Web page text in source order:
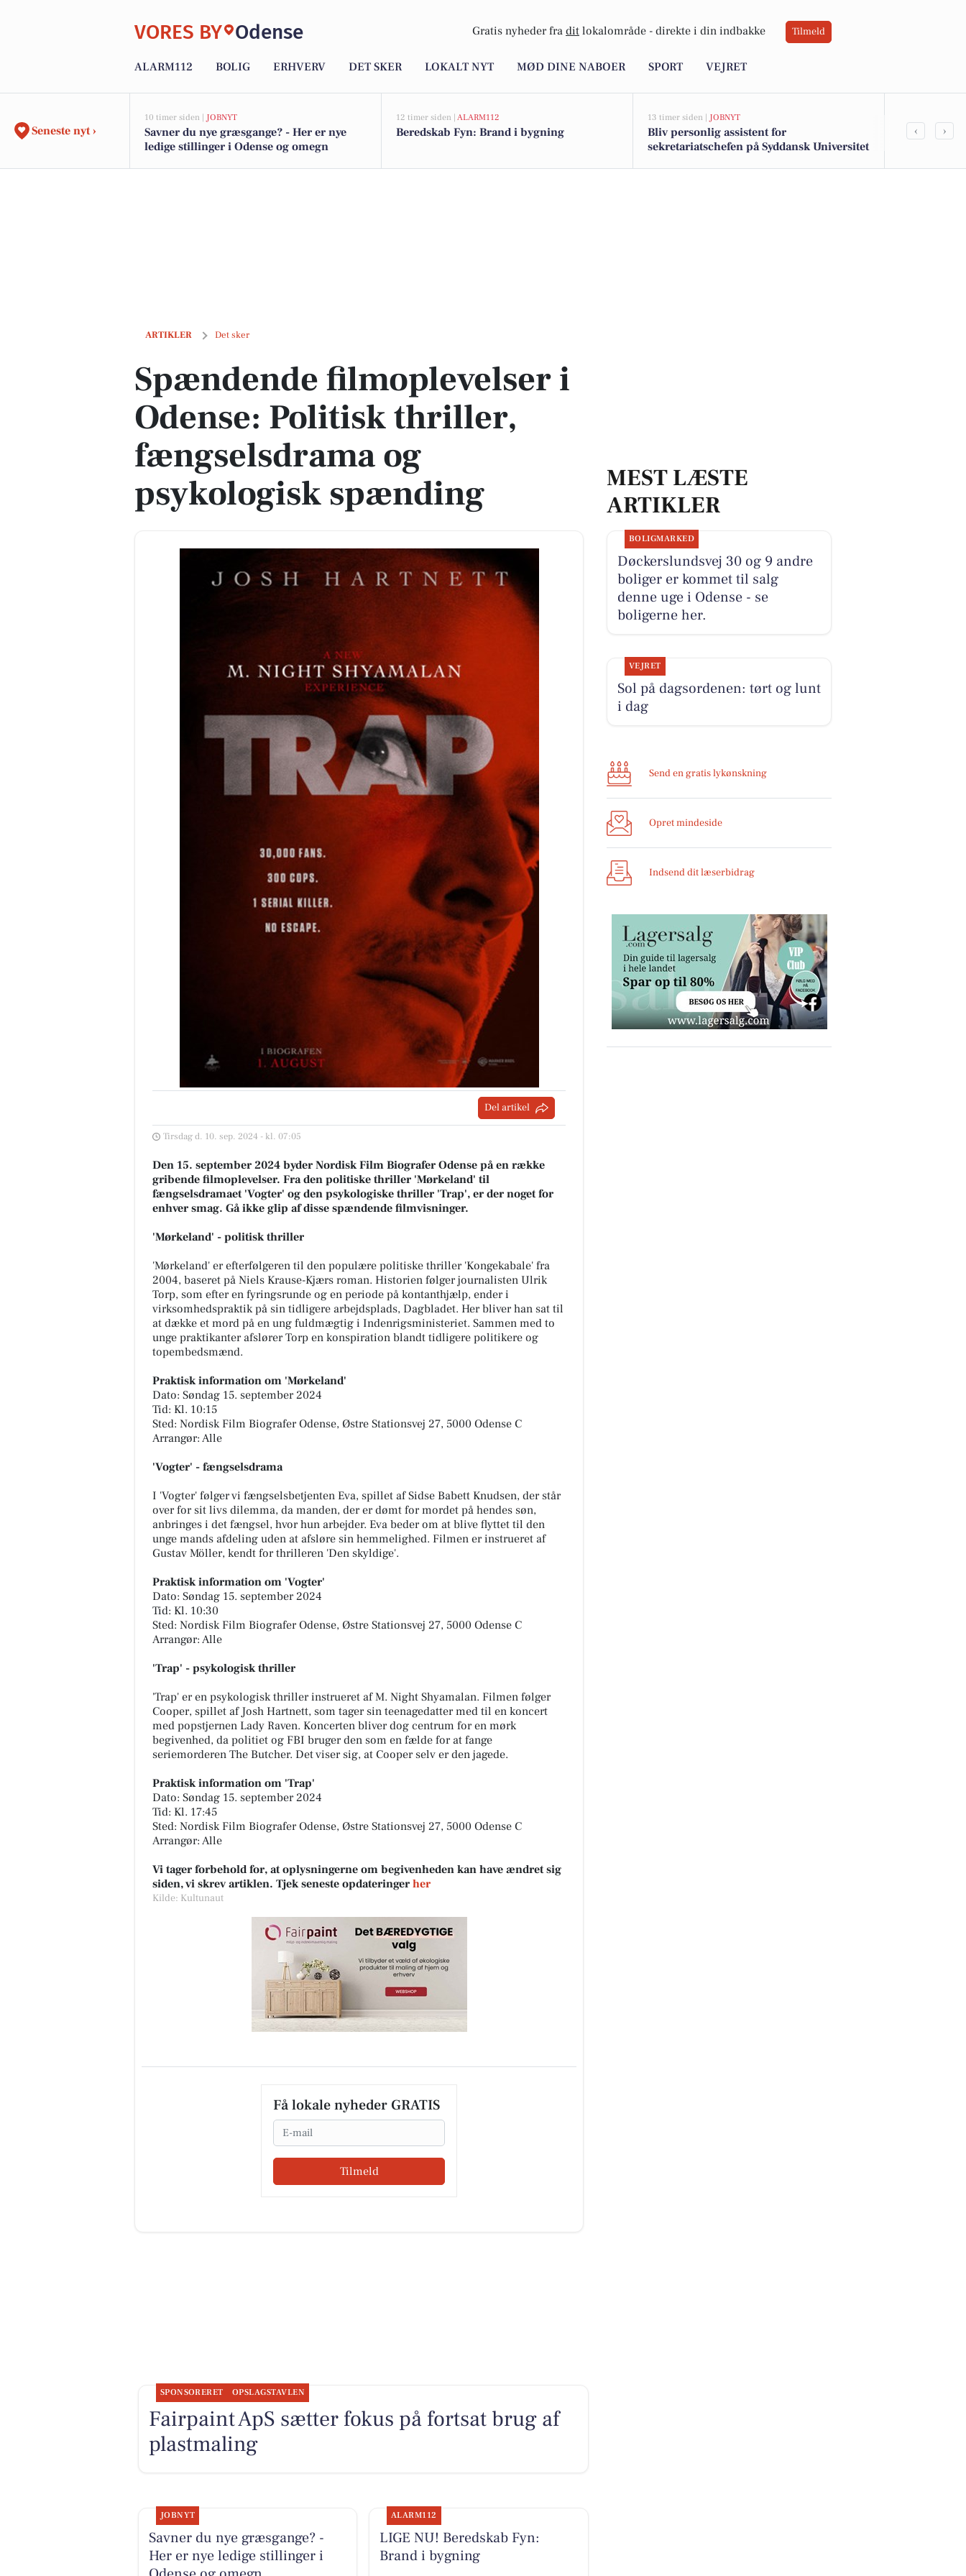
VORES BY Odense Gratis nyheder fra dit lokalområde - direkte i din indbakke Tilmeld
ALARM112 BOLIG ERHVERV DET SKER LOKALT NYT MØD DINE NABOER SPORT VEJRET
Seneste nyt ›
10 timer siden | JOBNYT
Savner du nye græsgange? - Her er nye
ledige stillinger i Odense og omegn
12 timer siden | ALARM112
Beredskab Fyn: Brand i bygning
13 timer siden | JOBNYT
Bliv personlig assistent for
sekretariatschefen på Syddansk Universitet
Sol på
‹ ›
ARTIKLER Det sker
Spændende filmoplevelser i Odense: Politisk thriller, fængselsdrama og psykologisk spænding
Spændende filmoplevelser i
Odense: Politisk thriller,
fængselsdrama og
psykologisk spænding
Del artikel
Tirsdag d. 10. sep. 2024 - kl. 07:05
Den 15. september 2024 byder Nordisk Film Biografer Odense på en række
gribende filmoplevelser. Fra den politiske thriller 'Mørkeland' til
fængselsdramaet 'Vogter' og den psykologiske thriller 'Trap', er der noget for
enhver smag. Gå ikke glip af disse spændende filmvisninger.
'Mørkeland' - politisk thriller
'Mørkeland' er efterfølgeren til den populære politiske thriller 'Kongekabale' fra
2004, baseret på Niels Krause-Kjærs roman. Historien følger journalisten Ulrik
Torp, som efter en fyringsrunde og en periode på kontanthjælp, ender i
virksomhedspraktik på sin tidligere arbejdsplads, Dagbladet. Her bliver han sat til
at dække et mord på en ung fuldmægtig i Indenrigsministeriet. Sammen med to
unge praktikanter afslører Torp en konspiration blandt tidligere politikere og
topembedsmænd.
Praktisk information om 'Mørkeland'
Dato: Søndag 15. september 2024
Tid: Kl. 10:15
Sted: Nordisk Film Biografer Odense, Østre Stationsvej 27, 5000 Odense C
Arrangør: Alle
'Vogter' - fængselsdrama
I 'Vogter' følger vi fængselsbetjenten Eva, spillet af Sidse Babett Knudsen, der står
over for sit livs dilemma, da manden, der er dømt for mordet på hendes søn,
anbringes i det fængsel, hvor hun arbejder. Eva beder om at blive flyttet til den
unge mands afdeling uden at afsløre sin hemmelighed. Filmen er instrueret af
Gustav Möller, kendt for thrilleren 'Den skyldige'.
Praktisk information om 'Vogter'
Dato: Søndag 15. september 2024
Tid: Kl. 10:30
Sted: Nordisk Film Biografer Odense, Østre Stationsvej 27, 5000 Odense C
Arrangør: Alle
'Trap' - psykologisk thriller
'Trap' er en psykologisk thriller instrueret af M. Night Shyamalan. Filmen følger
Cooper, spillet af Josh Hartnett, som tager sin teenagedatter med til en koncert
med popstjernen Lady Raven. Koncerten bliver dog centrum for en mørk
begivenhed, da politiet og FBI bruger den som en fælde for at fange
seriemorderen The Butcher. Det viser sig, at Cooper selv er den jagede.
Praktisk information om 'Trap'
Dato: Søndag 15. september 2024
Tid: Kl. 17:45
Sted: Nordisk Film Biografer Odense, Østre Stationsvej 27, 5000 Odense C
Arrangør: Alle
Vi tager forbehold for, at oplysningerne om begivenheden kan have ændret sig
siden, vi skrev artiklen. Tjek seneste opdateringer her
Kilde: Kultunaut
Få lokale nyheder GRATIS
Email
Tilmeld
MEST LÆSTE
ARTIKLER
BOLIGMARKED
Døckerslundsvej 30 og 9 andre
boliger er kommet til salg
denne uge i Odense - se
boligerne her.
VEJRET
Sol på dagsordenen: tørt og lunt
i dag
Send en gratis lykønskning
Opret mindeside
Indsend dit læserbidrag
SPONSORERET OPSLAGSTAVLEN
Fairpaint ApS sætter fokus på fortsat brug af
plastmaling
JOBNYT
Savner du nye græsgange? -
Her er nye ledige stillinger i
ALARM112
LIGE NU! Beredskab Fyn:
Brand i bygning